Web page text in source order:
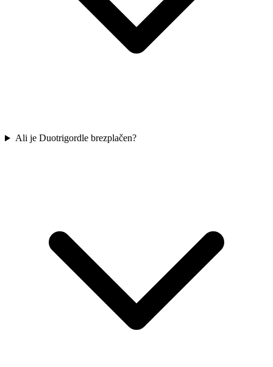
Ali je Duotrigordle brezplačen?